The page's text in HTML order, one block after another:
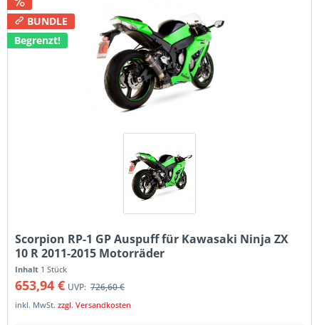
BUNDLE
Begrenzt!
Scorpion RP-1 GP Auspuff für Kawasaki Ninja ZX
10 R 2011-2015 Motorräder
Inhalt 1 Stück
653,94 € UVP: 726,60 €
inkl. MwSt.zzgl. Versandkosten